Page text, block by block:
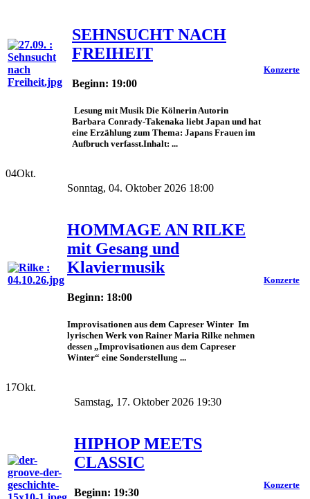
SEHNSUCHT NACH
FREIHEIT
Beginn: 19:00
Lesung mit Musik Die Kölnerin Autorin
Barbara Conrady-Takenaka liebt Japan und hat
eine Erzählung zum Thema: Japans Frauen im
Aufbruch verfasst.Inhalt: ...
Konzerte
04Okt.
Sonntag, 04. Oktober 2026 18:00
HOMMAGE AN RILKE
mit Gesang und
Klaviermusik
Beginn: 18:00
Improvisationen aus dem Capreser Winter Im
lyrischen Werk von Rainer Maria Rilke nehmen
dessen „Improvisationen aus dem Capreser
Winter“ eine Sonderstellung ...
Konzerte
17Okt.
Samstag, 17. Oktober 2026 19:30
HIPHOP MEETS
CLASSIC
Beginn: 19:30
Konzerte